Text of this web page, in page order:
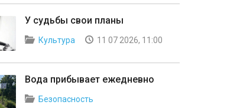
У судьбы свои планы
Культура 11 07 2026, 11:00
Вода прибывает ежедневно
Безопасность